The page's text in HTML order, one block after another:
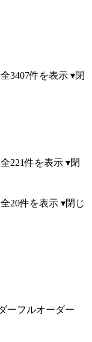
3407件を表示 ▾閉
221件を表示 ▾閉
20件を表示 ▾閉じ
ーフルオーダー